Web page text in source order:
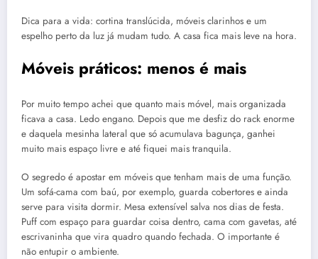
Dica para a vida: cortina translúcida, móveis clarinhos e um
espelho perto da luz já mudam tudo. A casa fica mais leve na hora.
Móveis práticos: menos é mais
Por muito tempo achei que quanto mais móvel, mais organizada
ficava a casa. Ledo engano. Depois que me desfiz do rack enorme
e daquela mesinha lateral que só acumulava bagunça, ganhei
muito mais espaço livre e até fiquei mais tranquila.
O segredo é apostar em móveis que tenham mais de uma função.
Um sofá-cama com baú, por exemplo, guarda cobertores e ainda
serve para visita dormir. Mesa extensível salva nos dias de festa.
Puff com espaço para guardar coisa dentro, cama com gavetas, até
escrivaninha que vira quadro quando fechada. O importante é
não entupir o ambiente.